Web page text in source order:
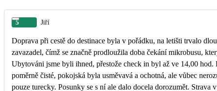
5 Jiří
Doprava při cestě do destinace byla v pořádku, na letišti trvalo
zavazadel, čímž se značně prodloužila doba čekání mikrobusu,
Ubytováni jsme byli ihned, přestože check in byl až ve 14,00 hod.
poměrně čisté, pokojská byla usměvavá a ochotná, ale vůbec
pouze turecky. Posunky se s ní ale dalo docela dorozumět. Strava